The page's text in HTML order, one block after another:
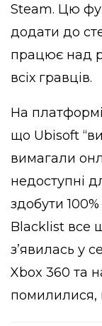
Steam. Цю
додати до
працює над
всіх гравців.
На
що Ubisoft
вимагали
недоступні
здобути
Blacklist все
з’явилась у
Xbox 360 та
помилилися,